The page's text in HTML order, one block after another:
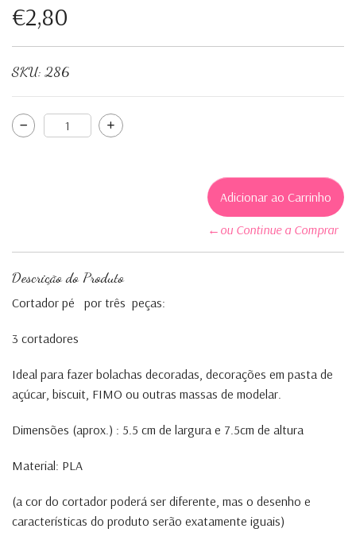
€2,80
SKU:286
←ou Continue a Comprar
Descrição do Produto
Cortador pé por três peças:
3 cortadores
Ideal para fazer bolachas decoradas, decorações em pasta de
açúcar, biscuit, FIMO ou outras massas de modelar.
Dimensões (aprox.) : 5.5 cm de largura e 7.5cm de altura
Material: PLA
(a cor do cortador poderá ser diferente, mas o desenho e
características do produto serão exatamente iguais)